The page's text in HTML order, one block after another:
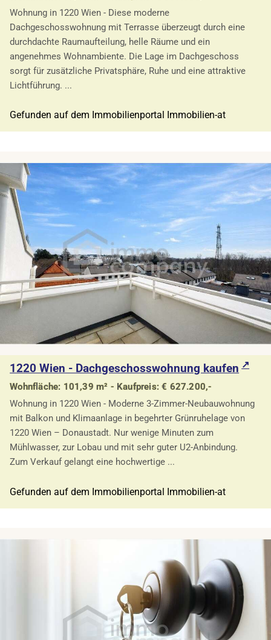
Wohnung in 1220 Wien - Diese moderne
Dachgeschosswohnung mit Terrasse überzeugt durch eine
durchdachte Raumaufteilung, helle Räume und ein
angenehmes Wohnambiente. Die Lage im Dachgeschoss
sorgt für zusätzliche Privatsphäre, Ruhe und eine attraktive
Lichtführung. ...
Gefunden auf dem Immobilienportal Immobilien-at
1220 Wien - Dachgeschosswohnung kaufen
Wohnfläche: 101,39 m² - Kaufpreis: € 627.200,-
Wohnung in 1220 Wien - Moderne 3-Zimmer-Neubauwohnung
mit Balkon und Klimaanlage in begehrter Grünruhelage von
1220 Wien – Donaustadt. Nur wenige Minuten zum
Mühlwasser, zur Lobau und mit sehr guter U2-Anbindung.
Zum Verkauf gelangt eine hochwertige ...
Gefunden auf dem Immobilienportal Immobilien-at